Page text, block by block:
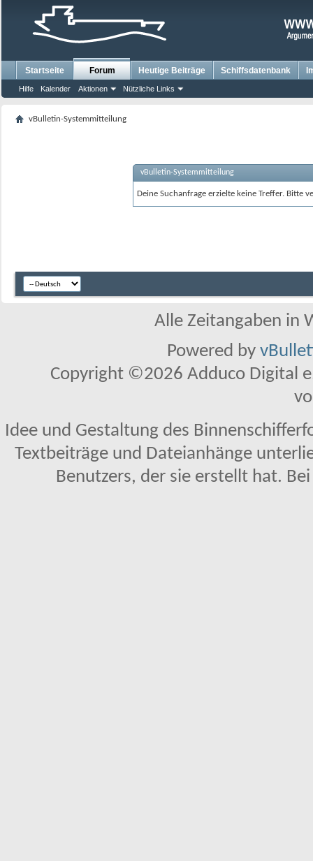
Startseite Forum
Hilfe Kalender Aktionen Nützliche Links
Heutige Beiträge Schiffsdatenbank
vBulletin-Systemmitteilung
vBulletin-Systemmitteilung
Deine Suchanfrage erzielte keine Treffer. Bitte
Alle Zeitangaben in
Powered by
Copyright ©2026 Adduco Digital
Idee und Gestaltung des
Textbeiträge und Dateianhänge
Benutzers, der sie erstellt hat.